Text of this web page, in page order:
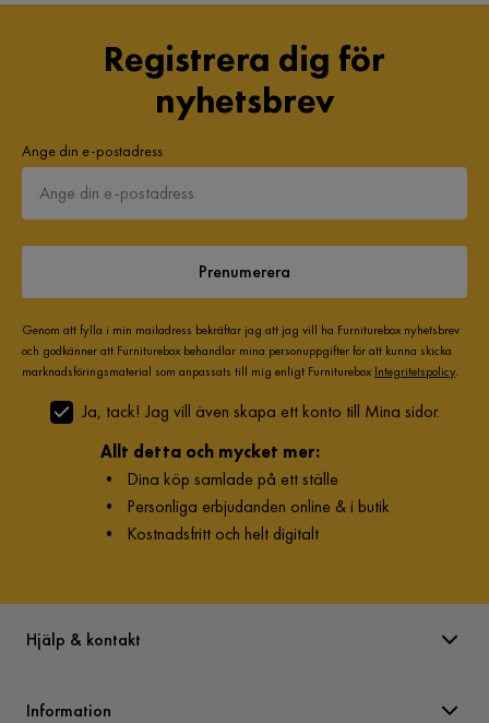
Vikt 11 kg
Registrera dig för
nyhetsbrev
Ange din e-postadress
Prenumerera
Genom att fylla i min mailadress bekräftar jag att jag vill ha Furniturebox nyhetsbrev
och godkänner att Furniturebox behandlar mina personuppgifter för att kunna skicka
marknadsföringsmaterial som anpassats till mig enligt Furniturebox Integritetspolicy.
Ja, tack! Jag vill även skapa ett konto till Mina sidor.
Allt detta och mycket mer:
• Dina köp samlade på ett ställe
• Personliga erbjudanden online & i butik
• Kostnadsfritt och helt digitalt
Hjälp & kontakt
Information